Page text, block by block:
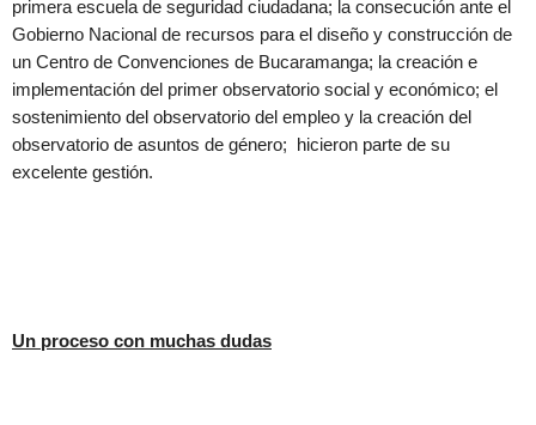
primera escuela de seguridad ciudadana; la consecución ante el
Gobierno Nacional de recursos para el diseño y construcción de
un Centro de Convenciones de Bucaramanga; la creación e
implementación del primer observatorio social y económico; el
sostenimiento del observatorio del empleo y la creación del
observatorio de asuntos de género; hicieron parte de su
excelente gestión.
Un proceso con muchas dudas